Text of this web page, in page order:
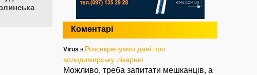
Коментарі
Virus в Розсекречуємо дані про
володимирську лікарню
Можливо, треба запитати мешканців, а